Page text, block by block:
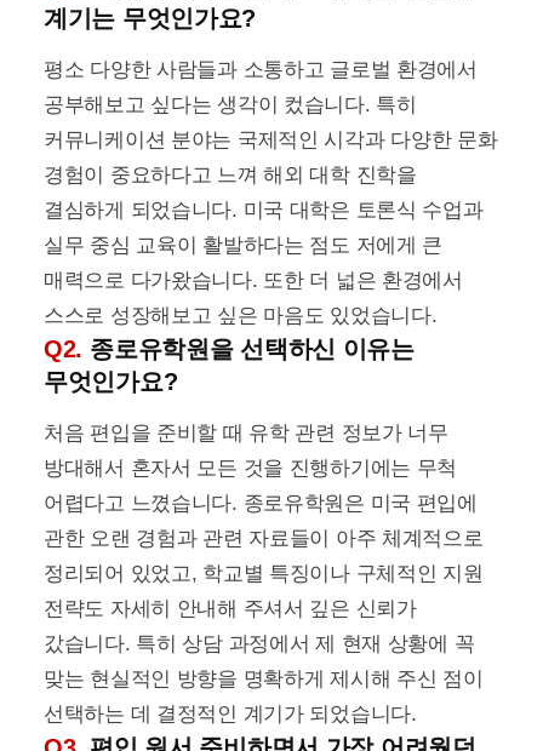
계기는 무엇인가요?
평소 다양한 사람들과 소통하고 글로벌 환경에서
공부해보고 싶다는 생각이 컸습니다. 특히
커뮤니케이션 분야는 국제적인 시각과 다양한 문화
경험이 중요하다고 느껴 해외 대학 진학을
결심하게 되었습니다. 미국 대학은 토론식 수업과
실무 중심 교육이 활발하다는 점도 저에게 큰
매력으로 다가왔습니다. 또한 더 넓은 환경에서
스스로 성장해보고 싶은 마음도 있었습니다.
Q2. 종로유학원을 선택하신 이유는
무엇인가요?
처음 편입을 준비할 때 유학 관련 정보가 너무
방대해서 혼자서 모든 것을 진행하기에는 무척
어렵다고 느꼈습니다. 종로유학원은 미국 편입에
관한 오랜 경험과 관련 자료들이 아주 체계적으로
정리되어 있었고, 학교별 특징이나 구체적인 지원
전략도 자세히 안내해 주셔서 깊은 신뢰가
갔습니다. 특히 상담 과정에서 제 현재 상황에 꼭
맞는 현실적인 방향을 명확하게 제시해 주신 점이
선택하는 데 결정적인 계기가 되었습니다.